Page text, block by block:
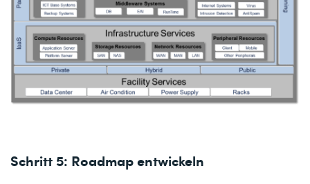
Schritt 5: Roadmap entwickeln